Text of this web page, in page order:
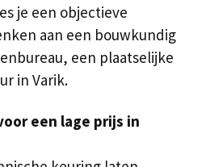
je een objectieve
aan een bouwkundig
een plaatselijke
in Varik.
een lage prijs in